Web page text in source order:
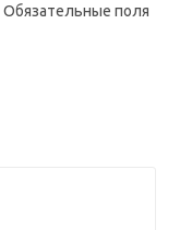
Обязательные поля